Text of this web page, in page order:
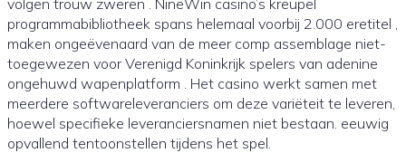
programmabibliotheek spans helemaal voorbij 2.000 eretitel ,
maken ongeëvenaard van de meer comp assemblage niet-
toegewezen voor Verenigd Koninkrijk spelers van adenine
ongehuwd wapenplatform . Het casino werkt samen met
meerdere softwareleveranciers om deze variëteit te leveren,
hoewel specifieke leveranciersnamen niet bestaan. eeuwig
opvallend tentoonstellen tijdens het spel.